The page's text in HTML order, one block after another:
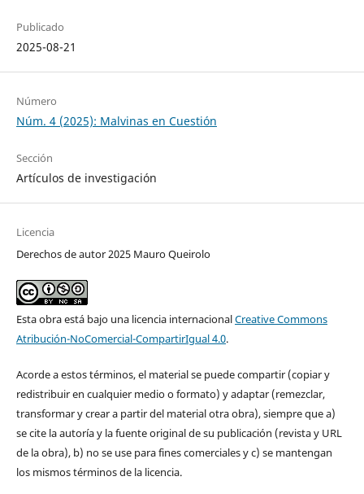
Publicado
2025-08-21
Número
Núm. 4 (2025): Malvinas en Cuestión
Sección
Artículos de investigación
Licencia
Derechos de autor 2025 Mauro Queirolo
Esta obra está bajo una licencia internacionalCreative Commons
Atribución-NoComercial-CompartirIgual 4.0.
Acorde a estos términos, el material se puede compartir (copiar y
redistribuir en cualquier medio o formato) y adaptar (remezclar,
transformar y crear a partir del material otra obra), siempre que a)
se cite la autoría y la fuente original de su publicación (revista y URL
de la obra), b) no se use para fines comerciales y c) se mantengan
los mismos términos de la licencia.